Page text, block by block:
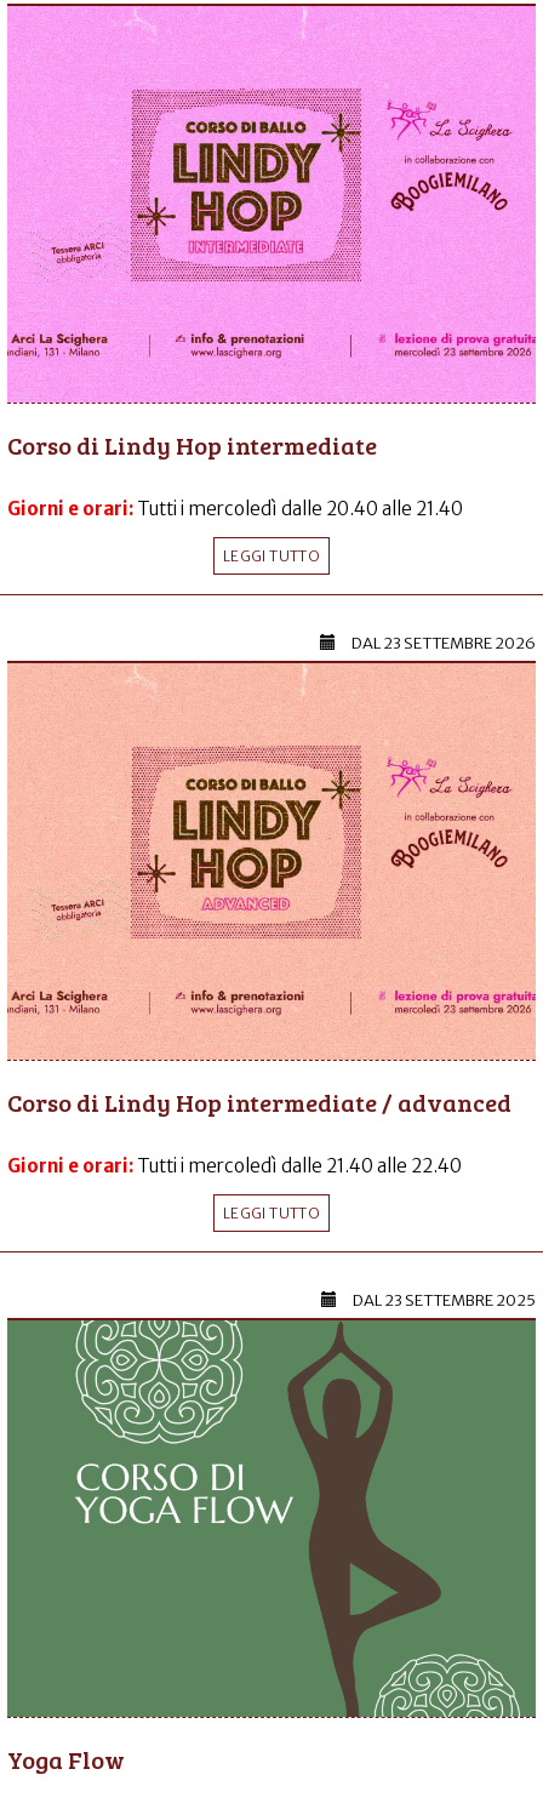
Corso di Lindy Hop intermediate
Giorni e orari: Tutti i mercoledì dalle 20.40 alle 21.40
LEGGI TUTTO
DAL23 SETTEMBRE 2026
Corso di Lindy Hop intermediate / advanced
Giorni e orari: Tutti i mercoledì dalle 21.40 alle 22.40
LEGGI TUTTO
DAL23 SETTEMBRE 2025
Yoga Flow